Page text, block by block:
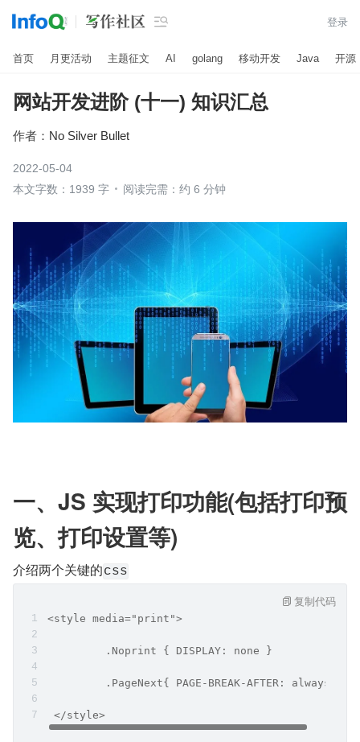
 登录
首页 月更活动 主题征文 AI golang 移动开发 Java 开源
网站开发进阶 (十一) 知识汇总
作者： No Silver Bullet
2022-05-04
本文字数：1939 字
阅读完需：约 6 分钟
一、JS 实现打印功能(包括打印预
览、打印设置等)
介绍两个关键的css
<style media="print">
.Noprint { DISPLAY: none }
.PageNext{ PAGE-BREAK-AFTER: always }
</style>
复制代码